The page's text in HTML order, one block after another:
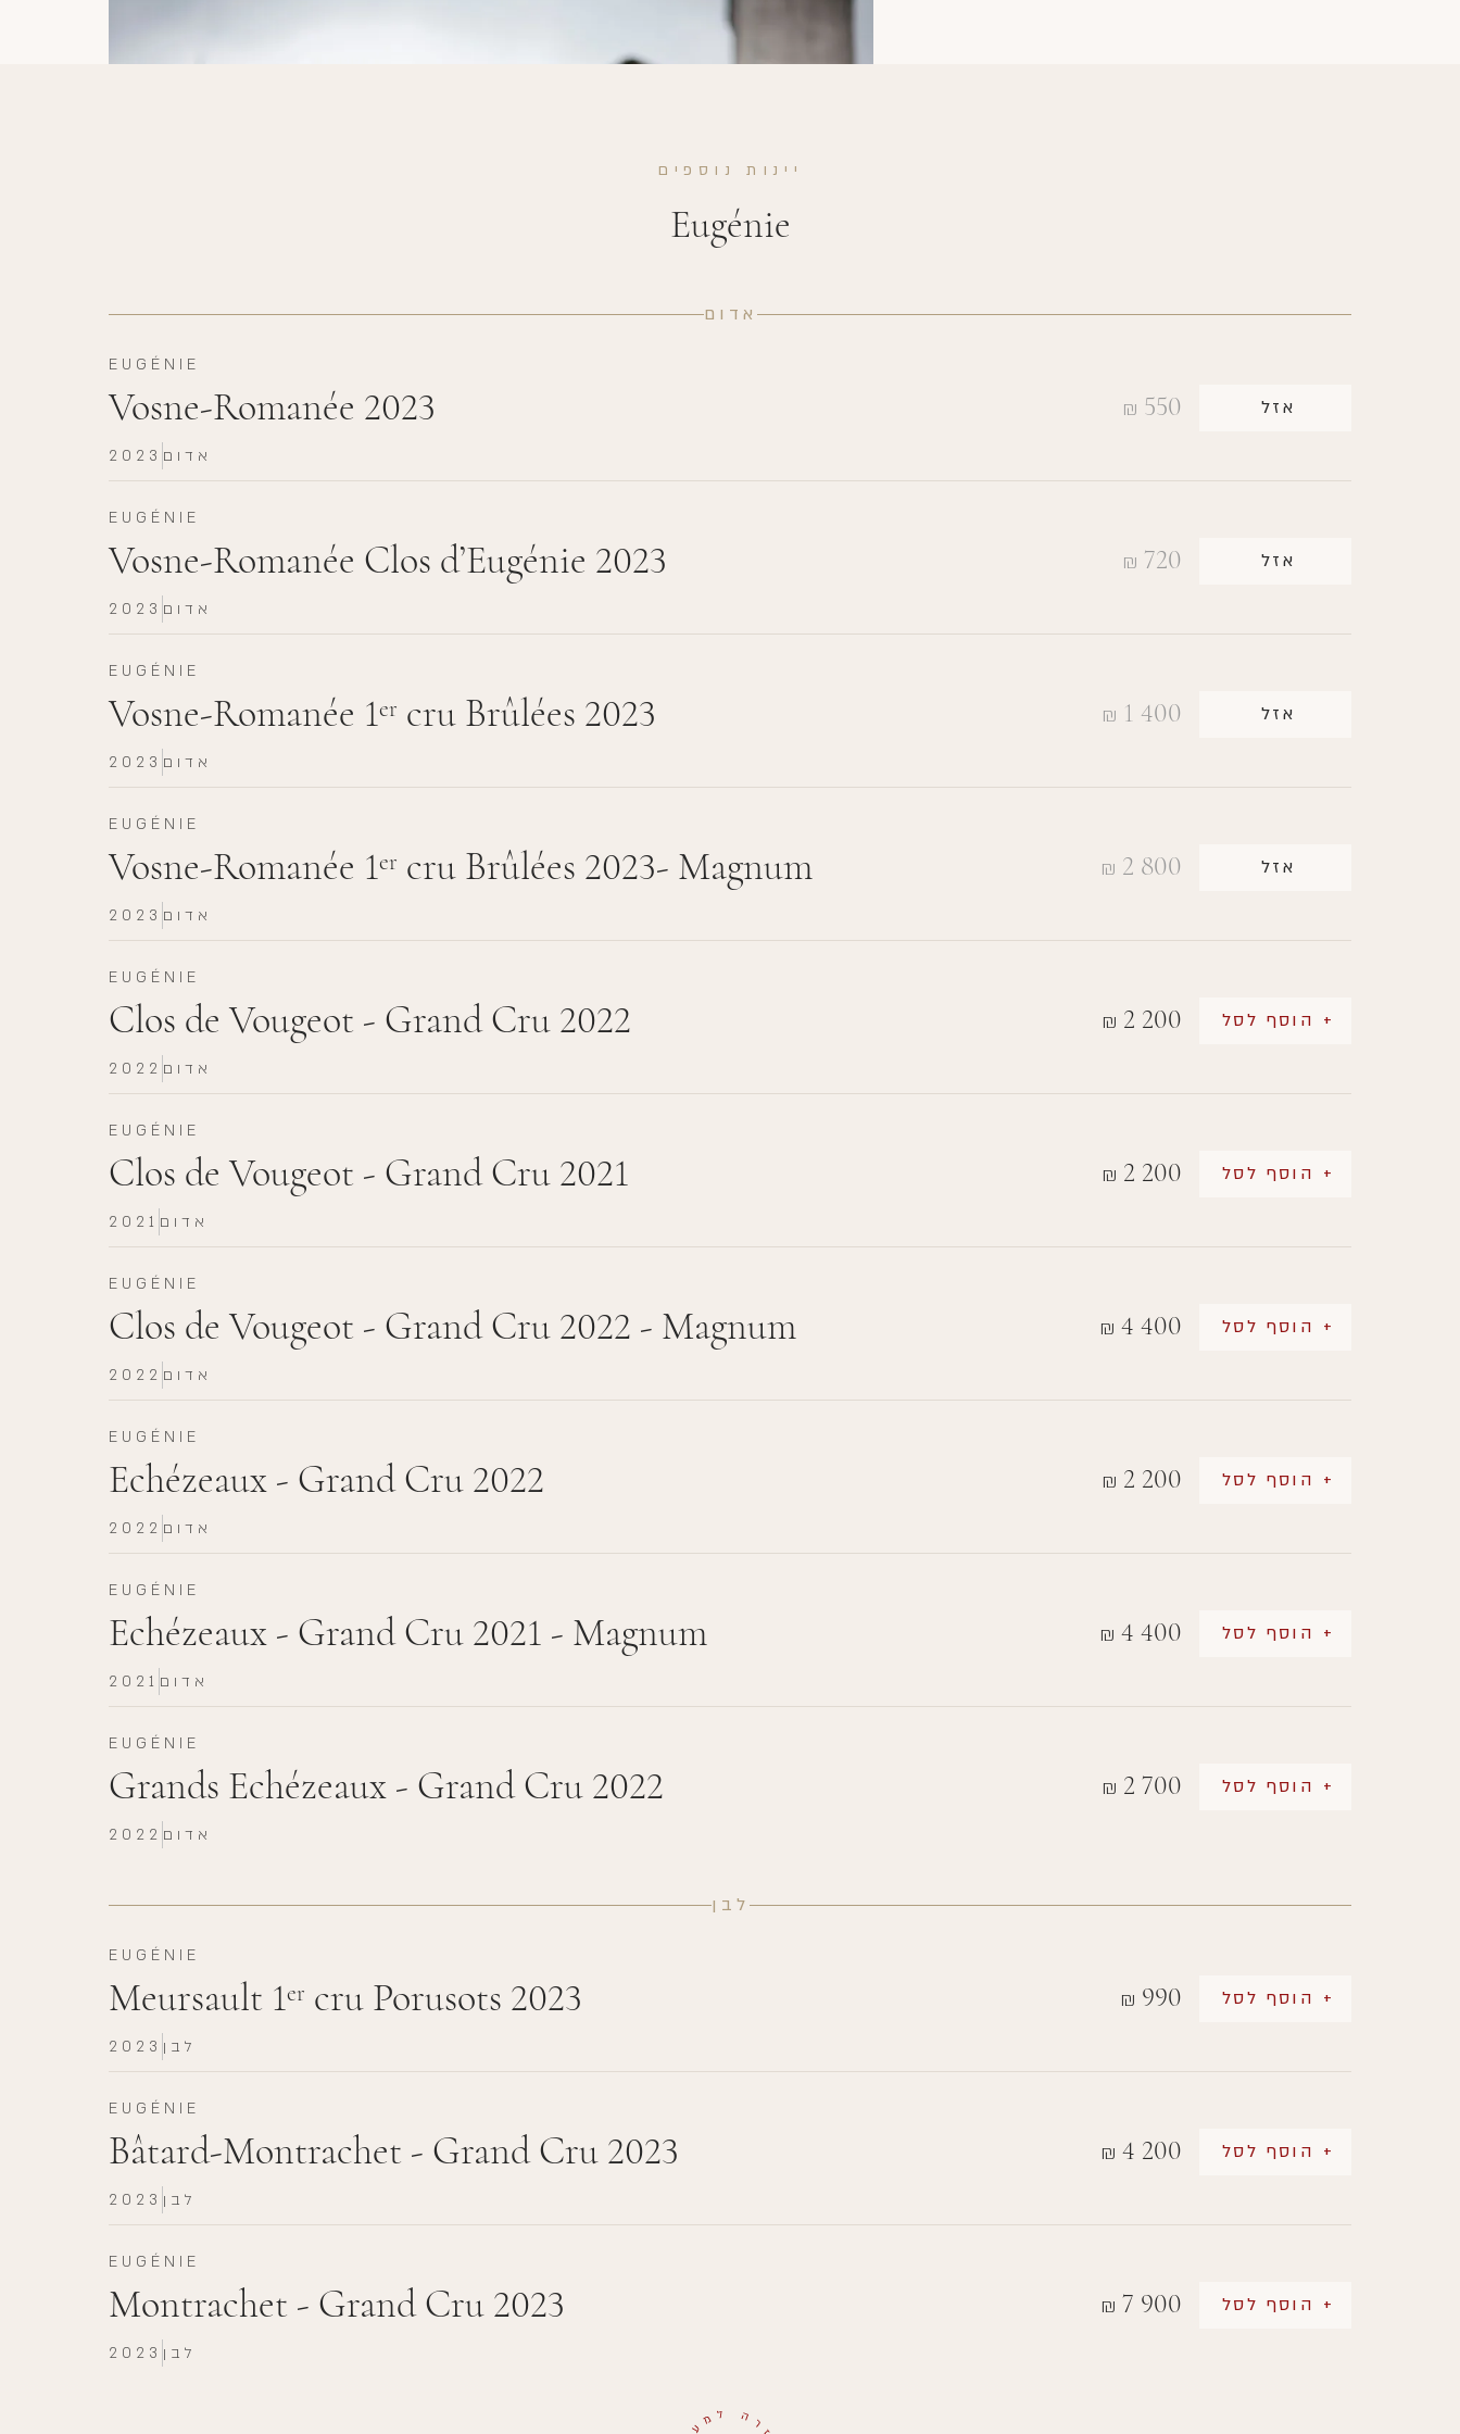
יינות נוספים
Eugénie
אדום
EUGÉNIE
Vosne-Romanée 2023 ₪ 550 אזל
2023 אדום
EUGÉNIE
Vosne-Romanée Clos d’Eugénie 2023 ₪ 720 אזל
2023 אדום
EUGÉNIE
Vosne-Romanée 1er cru Brûlées 2023 ₪ 1 400 אזל
2023 אדום
EUGÉNIE
Vosne-Romanée 1er cru Brûlées 2023- Magnum ₪ 2 800 אזל
2023 אדום
EUGÉNIE
Clos de Vougeot - Grand Cru 2022 ₪ 2 200 + הוסף לסל
2022 אדום
EUGÉNIE
Clos de Vougeot - Grand Cru 2021 ₪ 2 200 + הוסף לסל
2021 אדום
EUGÉNIE
Clos de Vougeot - Grand Cru 2022 - Magnum ₪ 4 400 + הוסף לסל
2022 אדום
EUGÉNIE
Echézeaux - Grand Cru 2022 ₪ 2 200 + הוסף לסל
2022 אדום
EUGÉNIE
Echézeaux - Grand Cru 2021 - Magnum ₪ 4 400 + הוסף לסל
2021 אדום
EUGÉNIE
Grands Echézeaux - Grand Cru 2022 ₪ 2 700 + הוסף לסל
2022 אדום
לבן
EUGÉNIE
Meursault 1er cru Porusots 2023 ₪ 990 + הוסף לסל
2023 לבן
EUGÉNIE
Bâtard-Montrachet - Grand Cru 2023 ₪ 4 200 + הוסף לסל
2023 לבן
EUGÉNIE
Montrachet - Grand Cru 2023 ₪ 7 900 + הוסף לסל
2023 לבן